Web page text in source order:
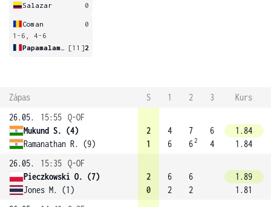
Salazar
0
Coman
0
1-6, 4-6
[11]2
Zápas S 1 2 3
Kurs
26.05.
15:55 Q-OF
Mukund S. (4)
Ramanathan R. (9)
2
1
4
6
7
62
6
4
1.84
1.84
26.05.
15:35 Q-OF
Pieczkowski O. (7)
Jones M. (1)
2
0
6
2
6
2
1.89
1.81